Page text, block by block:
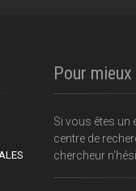
Pour
Si vous êtes un
centre de
chercheur